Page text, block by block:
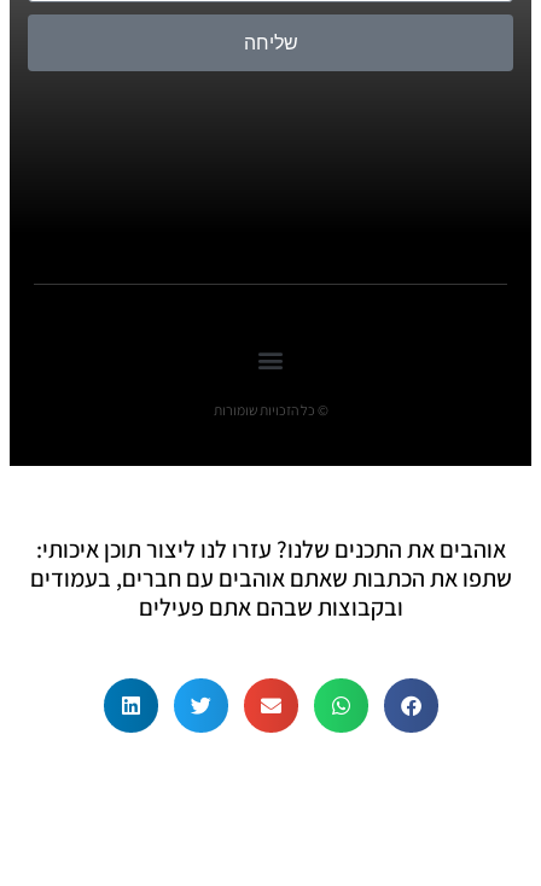
שליחה
© כל הזכויות שומורות
אוהבים את התכנים שלנו? עזרו לנו ליצור תוכן איכותי:
שתפו את הכתבות שאתם אוהבים עם חברים, בעמודים
ובקבוצות שבהם אתם פעילים